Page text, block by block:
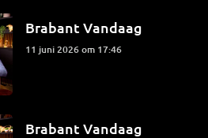
Brabant Vandaag
11 juni 2026 om 17:46
Brabant Vandaag